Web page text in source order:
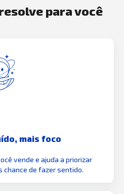
para você
mais foco
vende e ajuda a priorizar
chance de fazer sentido.